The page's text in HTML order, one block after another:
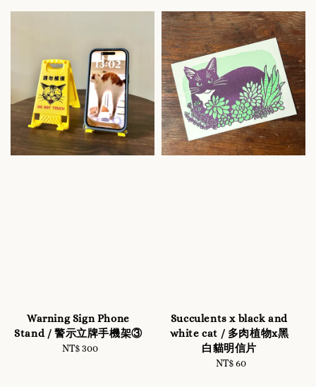
Warning Sign Phone
Stand / 警示立牌手機架③
Regular
NT$ 300
Succulents x black and
white cat / 多肉植物x黑
白貓明信片
Regular
NT$ 60